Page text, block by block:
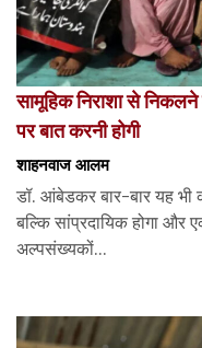
सामूहिक निराशा से
पर बात करनी होगी
शाहनवाज आलम
डॉ. आंबेडकर बार-बार यह भी
बल्कि सांप्रदायिक होगा और
अल्पसंख्यकों...